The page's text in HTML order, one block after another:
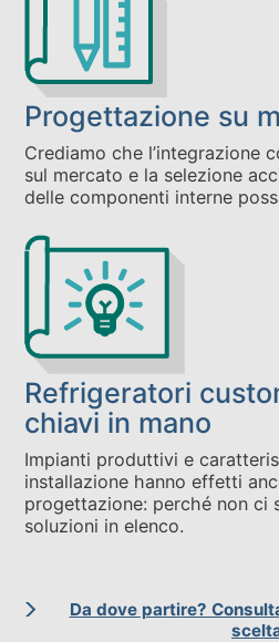
Progettazione su
Crediamo che l’integrazione
sul mercato e la selezione
delle componenti interne
Refrigeratori
chiavi in mano
Impianti produttivi e
installazione hanno effetti
progettazione: perché non ci
soluzioni in elenco.
Da dove partire?